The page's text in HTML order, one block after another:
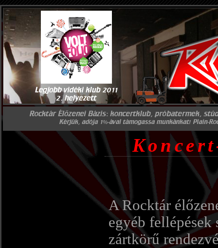
A Rocktár
egyéb fellépések
zártkörű